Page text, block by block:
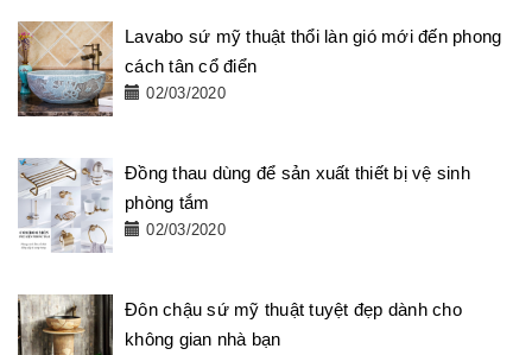
Lavabo sứ mỹ thuật thổi làn gió mới đến phong
cách tân cổ điển
02/03/2020
Đồng thau dùng để sản xuất thiết bị vệ sinh
phòng tắm
02/03/2020
Đôn chậu sứ mỹ thuật tuyệt đẹp dành cho
không gian nhà bạn